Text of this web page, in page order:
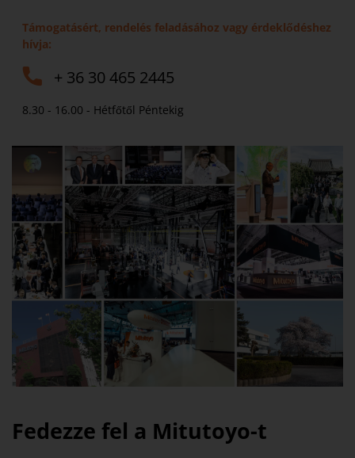
Támogatásért, rendelés feladásához vagy érdeklődéshez
hívja:
+ 36 30 465 2445
8.30 - 16.00 - Hétfőtől Péntekig
Fedezze fel a Mitutoyo-t